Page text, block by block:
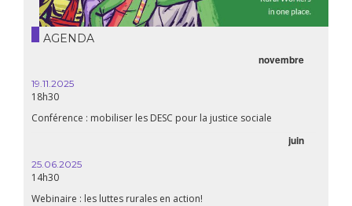
AGENDA
novembre
19.11.2025
18h30
Conférence : mobiliser les DESC pour la justice sociale
juin
25.06.2025
14h30
Webinaire : les luttes rurales en action!